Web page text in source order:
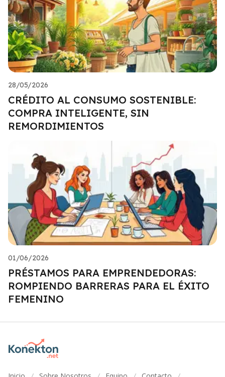
28/05/2026
CRÉDITO AL CONSUMO SOSTENIBLE:
COMPRA INTELIGENTE, SIN
REMORDIMIENTOS
01/06/2026
PRÉSTAMOS PARA EMPRENDEDORAS:
ROMPIENDO BARRERAS PARA EL ÉXITO
FEMENINO